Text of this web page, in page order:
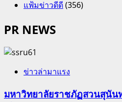
แฟ้มข่าวดีดี(356)
PR NEWS
ข่าวล่ามาแรง
มหาวิทยาลัยราชภัฏสวนสุนั